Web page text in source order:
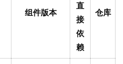
组件版本
直
接
依
赖
仓库